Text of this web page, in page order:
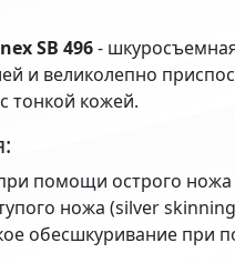
SB 496-
и великолепно
тонкой кожей.
помощи острого
ножа (silver
обесшкуривание при